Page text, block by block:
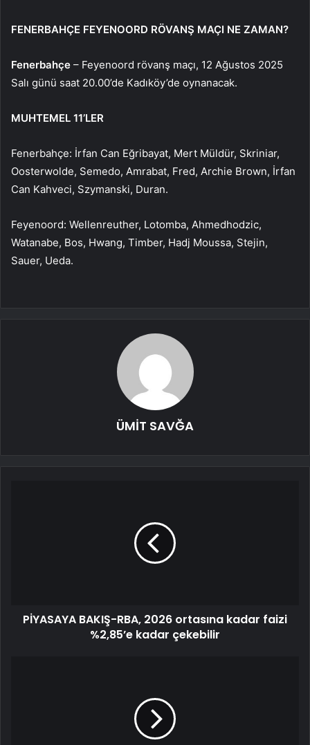
FENERBAHÇE FEYENOORD RÖVANŞ MAÇI NE ZAMAN?
Fenerbahçe – Feyenoord rövanş maçı, 12 Ağustos 2025
Salı günü saat 20.00’de Kadıköy’de oynanacak.
MUHTEMEL 11’LER
Fenerbahçe: İrfan Can Eğribayat, Mert Müldür, Skriniar,
Oosterwolde, Semedo, Amrabat, Fred, Archie Brown, İrfan
Can Kahveci, Szymanski, Duran.
Feyenoord: Wellenreuther, Lotomba, Ahmedhodzic,
Watanabe, Bos, Hwang, Timber, Hadj Moussa, Stejin,
Sauer, Ueda.
ÜMİT SAVĞA
PİYASAYA BAKIŞ-RBA, 2026 ortasına kadar faizi
%2,85’e kadar çekebilir